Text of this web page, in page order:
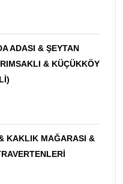
ADASI & ŞEYTAN
& KÜÇÜKKÖY
KAKLIK MAĞARASI &